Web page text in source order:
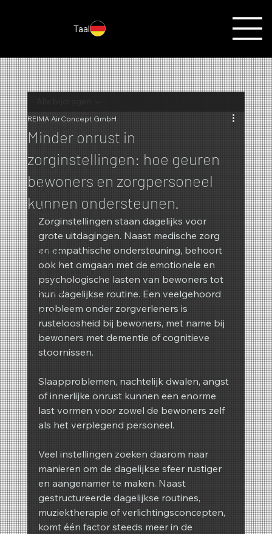
Taal
Geurmarketing
Kerstmis
Herfst
Acties
Zomer
Nieuwigheden
REIMA
Winter
Lente
Minder onrust in
zorginstellingen: hoe geuren
bewoners en zorgpersoneel
kunnen ondersteunen.
REIMA AirConcept GmbH
Zorginstellingen staan dagelijks voor
grote uitdagingen. Naast medische zorg
en empathische ondersteuning, behoort
ook het omgaan met de emotionele en
psychologische lasten van bewoners tot
hun dagelijkse routine. Een veelgehoord
probleem onder zorgverleners is
rusteloosheid bij bewoners, met name bij
bewoners met dementie of cognitieve
stoornissen.
Slaapproblemen, nachtelijk dwalen, angst
of innerlijke onrust kunnen een enorme
last vormen voor zowel de bewoners zelf
als het verplegend personeel.
Veel instellingen zoeken daarom naar
manieren om de dagelijkse sfeer rustiger
en aangenamer te maken. Naast
gestructureerde dagelijkse routines,
muziektherapie of verlichtingsconcepten,
komt één factor steeds meer in de